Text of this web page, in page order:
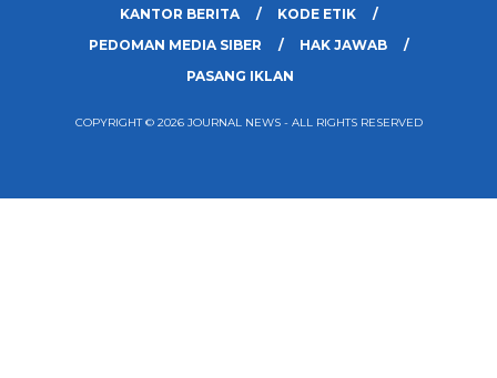
KANTOR BERITA
KODE ETIK
PEDOMAN MEDIA SIBER
HAK JAWAB
PASANG IKLAN
COPYRIGHT © 2026 JOURNAL NEWS - ALL RIGHTS RESERVED